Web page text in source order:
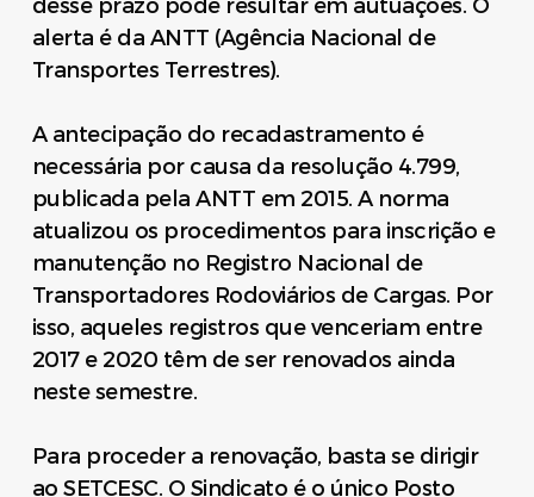
desse prazo pode resultar em autuações. O
alerta é da ANTT (Agência Nacional de
Transportes Terrestres).
A antecipação do recadastramento é
necessária por causa da resolução 4.799,
publicada pela ANTT em 2015. A norma
atualizou os procedimentos para inscrição e
manutenção no Registro Nacional de
Transportadores Rodoviários de Cargas. Por
isso, aqueles registros que venceriam entre
2017 e 2020 têm de ser renovados ainda
neste semestre.
Para proceder a renovação, basta se dirigir
ao SETCESC. O Sindicato é o único Posto